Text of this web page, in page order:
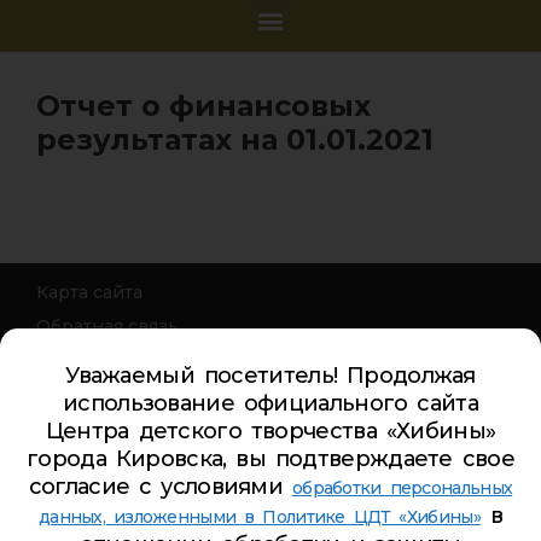
Отчет о финансовых
результатах на 01.01.2021
Карта сайта
Обратная связь
Турбаза ЦДТ «ХИБИНЫ»
Телефон Ленина 5:
Телефон Ленина 9а:
4-84-99
Телефон Дзержинского 9а:
5-94-00
Телефон Советская 8:5-26-84
Уважаемый посетитель! Продолжая
использование официального сайта
Центра детского творчества «Хибины»
города Кировска, вы подтверждаете свое
согласие с условиями обработки персональных
данных, изложенными в Политике ЦДТ «Хибины»в